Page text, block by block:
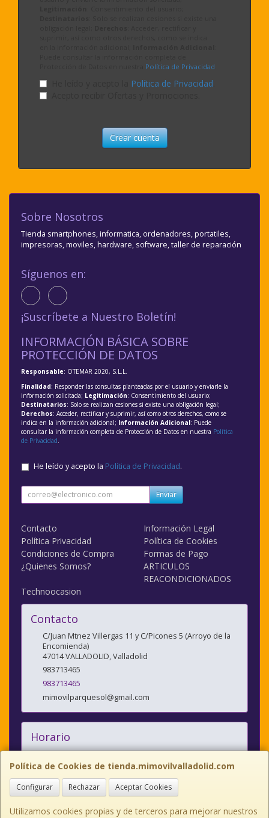
Política de Privacidad
Política de Privacidad
Crear cuenta
Política de Cookies de tienda.mimovilvalladolid.com
Configurar Rechazar Aceptar Cookies
Utilizamos cookies propias y de terceros para mejorar nuestros
Sobre Nosotros
Tienda smartphones, informatica, ordenadores, portatiles,
impresoras, moviles, hardware, software, taller de reparación
Síguenos en:
¡Suscríbete a Nuestro Boletín!
INFORMACIÓN BÁSICA SOBRE
PROTECCIÓN DE DATOS
Responsable: OTEMAR 2020, S.L.L.
Finalidad: Responder las consultas planteadas por el usuario y enviarle la
información solicitada; Legitimación: Consentimiento del usuario;
Destinatarios: Solo se realizan cesiones si existe una obligación legal;
Derechos: Acceder, rectificar y suprimir, así como otros derechos, como se
indica en la información adicional; Información Adicional: Puede
consultar la información completa de Protección de Datos en nuestra Política
de Privacidad
He leído y acepto la Política de Privacidad.
Enviar
Contacto
Información Legal
Política Privacidad
Política de Cookies
Condiciones de Compra
Formas de Pago
¿Quienes Somos?
ARTICULOS
REACONDICIONADOS
Technoocasion
Contacto
C/Juan Mtnez Villergas 11 y C/Picones 5 (Arroyo de la
Encomienda)
47014VALLADOLID,Valladolid
983713465
983713465
mimovilparquesol@gmail.com
Horario
10:00/14:00 y 17:00/20:30
C/JUAN MARTINEZ VILLERGAS nº 11, 47014, Valladolid, España. - Tfno:
983713465